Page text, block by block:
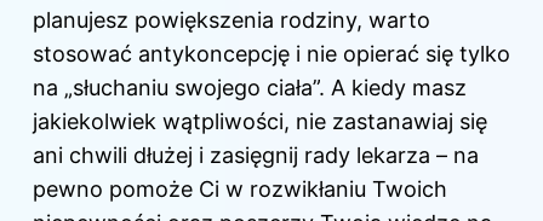
planujesz powiększenia rodziny, warto
stosować antykoncepcję i nie opierać się tylko
na „słuchaniu swojego ciała”. A kiedy masz
jakiekolwiek wątpliwości, nie zastanawiaj się
ani chwili dłużej i zasięgnij rady lekarza – na
pewno pomoże Ci w rozwikłaniu Twoich